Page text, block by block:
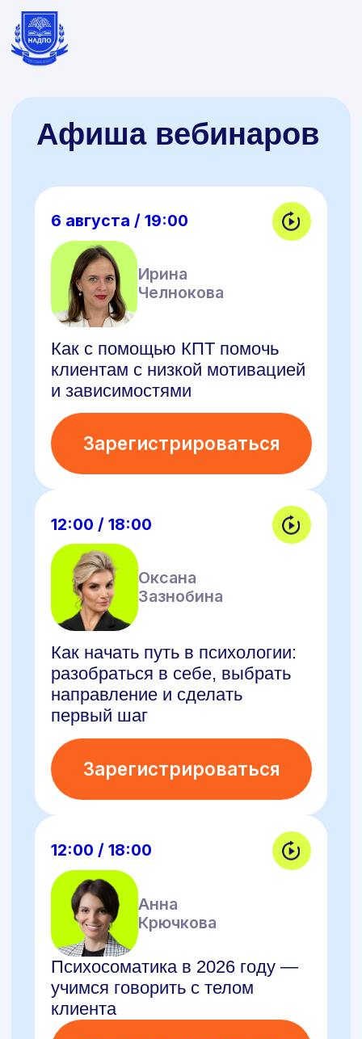
Как с помощью КПТ помочь
клиентам с низкой мотивацией
и зависимостями
Зарегистрироваться
12:00 / 18:00
Оксана
Как начать путь в психологии:
разобраться в себе, выбрать
направление и сделать
Зарегистрироваться
12:00 / 18:00
Анна
Крючкова
Психосоматика в 2026 году —
учимся говорить с телом
клиента
Зарегистрироваться
12:00 / 18:00
Мария
Зотова
Как получить диплом
психолога за год и выйти
на оплачиваемую практику
с первыми клиентами
Зарегистрироваться
Афиша вебинаров